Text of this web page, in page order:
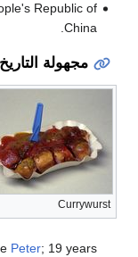
Republic of
China.
مجهولة التاريخ
Currywurst
Peter; 19 years